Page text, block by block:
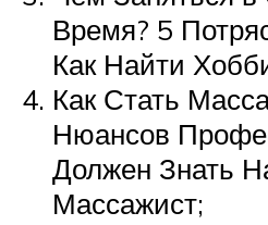
Время? 5
Как Найти
Как Стать
Нюансов
Должен Знать
Массажист;